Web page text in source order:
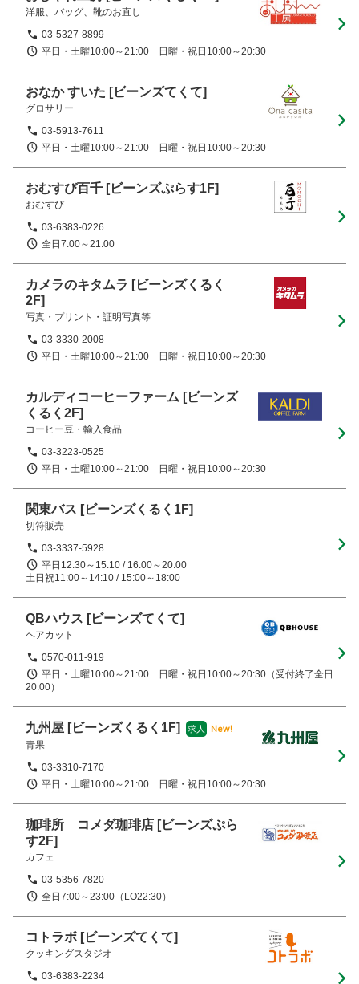
洋服、バッグ、靴のお直し
03-5327-8899
平日・土曜10:00～21:00　日曜・祝日10:00～20:30
おなか すいた [ビーンズてくて]
グロサリー
03-5913-7611
平日・土曜10:00～21:00　日曜・祝日10:00～20:30
おむすび百千 [ビーンズぷらす1F]
おむすび
03-6383-0226
全日7:00～21:00
カメラのキタムラ [ビーンズくるく
2F]
写真・プリント・証明写真等
03-3330-2008
平日・土曜10:00～21:00　日曜・祝日10:00～20:30
カルディコーヒーファーム [ビーンズ
くるく2F]
コーヒー豆・輸入食品
03-3223-0525
平日・土曜10:00～21:00　日曜・祝日10:00～20:30
関東バス [ビーンズくるく1F]
切符販売
03-3337-5928
平日12:30～15:10 / 16:00～20:00
土日祝11:00～14:10 / 15:00～18:00
QBハウス [ビーンズてくて]
ヘアカット
0570-011-919
平日・土曜10:00～21:00　日曜・祝日10:00～20:30（受付終了全日
20:00）
九州屋 [ビーンズくるく1F] 求人 New!
青果
03-3310-7170
平日・土曜10:00～21:00　日曜・祝日10:00～20:30
珈琲所 コメダ珈琲店 [ビーンズぷら
す2F]
カフェ
03-5356-7820
全日7:00～23:00（LO22:30）
コトラボ [ビーンズてくて]
クッキングスタジオ
03-6383-2234